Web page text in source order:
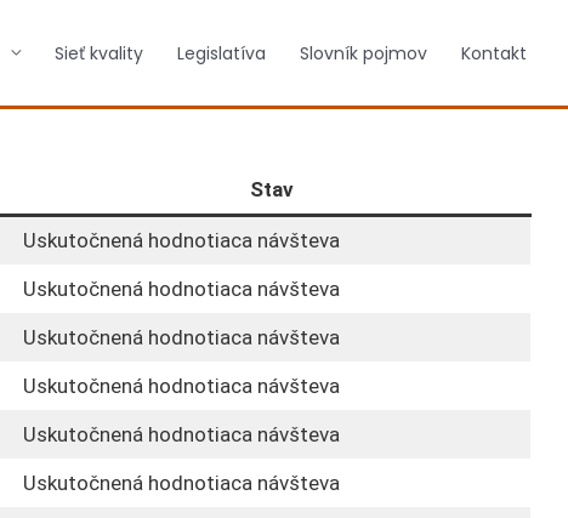
Sieť kvality Legislatíva Slovník pojmov Kontakt
Stav
Uskutočnená hodnotiaca návšteva
Uskutočnená hodnotiaca návšteva
Uskutočnená hodnotiaca návšteva
Uskutočnená hodnotiaca návšteva
Uskutočnená hodnotiaca návšteva
Uskutočnená hodnotiaca návšteva